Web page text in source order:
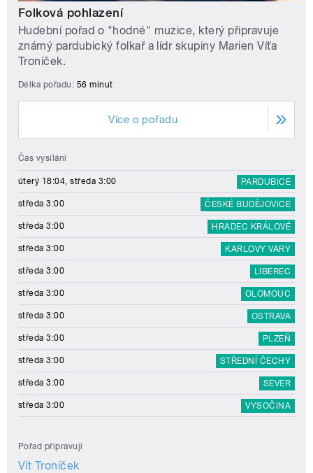
Folková pohlazení
Hudební pořad o "hodné" muzice, který připravuje
známý pardubický folkař a lídr skupiny Marien Víťa
Troníček.
Délka pořadu: 56 minut
Více o pořadu
Čas vysílání
úterý 18:04, středa 3:00 PARDUBICE
středa 3:00 ČESKÉ BUDĚJOVICE
středa 3:00 HRADEC KRÁLOVÉ
středa 3:00 KARLOVY VARY
středa 3:00 LIBEREC
středa 3:00 OLOMOUC
středa 3:00 OSTRAVA
středa 3:00 PLZEŇ
středa 3:00 STŘEDNÍ ČECHY
středa 3:00 SEVER
středa 3:00 VYSOČINA
Pořad připravují
Vít Troníček